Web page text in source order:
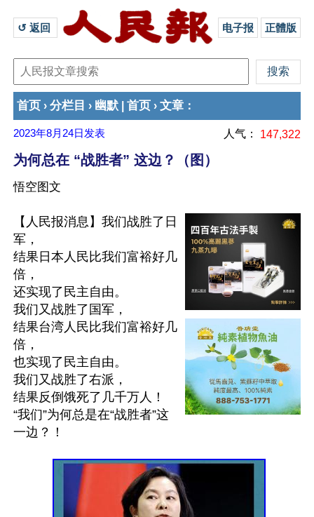
↺ 返回 电子报 正體版
首页 › 分栏目 › 幽默 首页 › 文章 ：
2023年8月24日 发表 人气： 147,322
为何总在 “战胜者” 这边？（图）
悟空图文
【人民报消息】我们战胜了日
军，
结果日本人民比我们富裕好几
倍，
还实现了民主自由。
我们又战胜了国军，
结果台湾人民比我们富裕好几
倍，
也实现了民主自由。
我们又战胜了右派，
结果反倒饿死了几千万人！
“我们”为何总是在“战胜者”这
一边？！